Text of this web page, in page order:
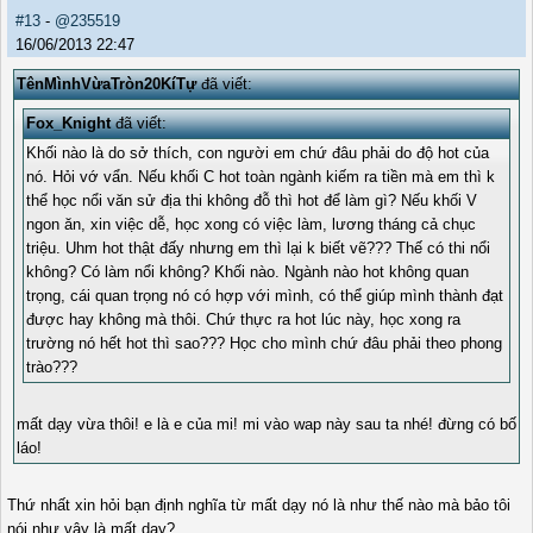
#13 - @235519
16/06/2013 22:47
TênMìnhVừaTròn20KíTựđã viết:
Fox_Knightđã viết:
Khối nào là do sở thích, con người em chứ đâu phải do độ hot của
nó. Hỏi vớ vẩn. Nếu khối C hot toàn ngành kiếm ra tiền mà em thì k
thể học nổi văn sử địa thi không đỗ thì hot để làm gì? Nếu khối V
ngon ăn, xin việc dễ, học xong có việc làm, lương tháng cả chục
triệu. Uhm hot thật đấy nhưng em thì lại k biết vẽ??? Thế có thi nổi
không? Có làm nổi không? Khối nào. Ngành nào hot không quan
trọng, cái quan trọng nó có hợp với mình, có thể giúp mình thành đạt
được hay không mà thôi. Chứ thực ra hot lúc này, học xong ra
trường nó hết hot thì sao??? Học cho mình chứ đâu phải theo phong
trào???
mất dạy vừa thôi! e là e của mi! mi vào wap này sau ta nhé! đừng có bố
láo!
Thứ nhất xin hỏi bạn định nghĩa từ mất dạy nó là như thế nào mà bảo tôi
nói như vậy là mất dạy?